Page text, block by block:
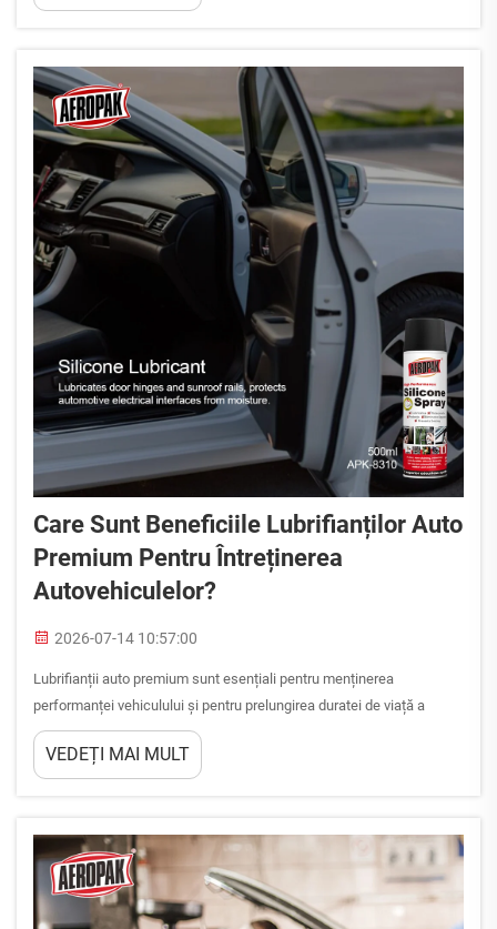
Care Sunt Beneficiile Lubrifianților Auto
Premium Pentru Întreținerea
Autovehiculelor?
2026-07-14 10:57:00
Lubrifianții auto premium sunt esențiali pentru menținerea
performanței vehiculului și pentru prelungirea duratei de viață a
motorului. Lubrifianții auto premium de calitate protejează
componentele critice ale motorului împotriva uzurii, reduc frecarea și
VEDEȚI MAI MULT